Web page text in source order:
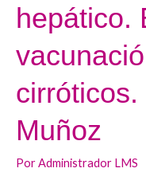
hepático.
Muñoz
PorAdministrador LMS
infecciones
en
receptores
trasplante
hepático.
Estrategia
de